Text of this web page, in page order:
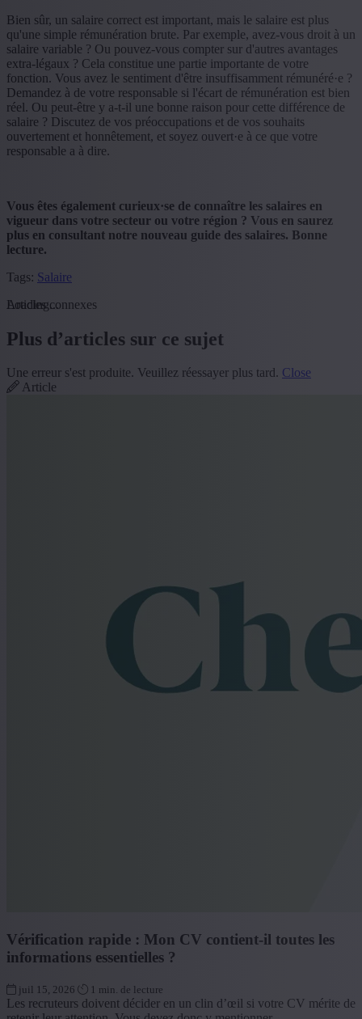
Bien sûr, un salaire correct est important, mais le salaire est plus
qu'une simple rémunération brute. Par exemple, avez-vous droit à un
salaire variable ? Ou pouvez-vous compter sur d'autres avantages
extra-légaux ? Cela constitue une partie importante de votre
fonction. Vous avez le sentiment d'être insuffisamment rémunéré·e ?
Demandez à de votre responsable si l'écart de rémunération est bien
réel. Ou peut-être y a-t-il une bonne raison pour cette différence de
salaire ? Discutez de vos préoccupations et de vos souhaits
ouvertement et honnêtement, et soyez ouvert·e à ce que votre
responsable a à dire.
Vous êtes également curieux·se de connaître les salaires en
vigueur dans votre secteur ou votre région ? Vous en saurez
plus en consultant notre nouveau guide des salaires. Bonne
lecture.
Tags: Salaire
Loading...
Articles connexes
Plus d’articles sur ce sujet
Une erreur s'est produite. Veuillez réessayer plus tard. Close
Article
Vérification rapide : Mon CV contient-il toutes les
informations essentielles ?
juil 15, 2026 1 min. de lecture
Les recruteurs doivent décider en un clin d’œil si votre CV mérite de